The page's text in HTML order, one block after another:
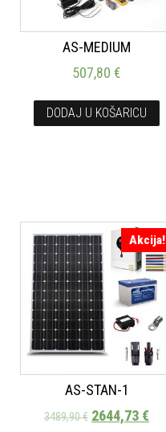
AS-MEDIUM
507,80€
DODAJ U KOŠARICU
Akcija!
AS-STAN-1
3489,90€ 2644,73€